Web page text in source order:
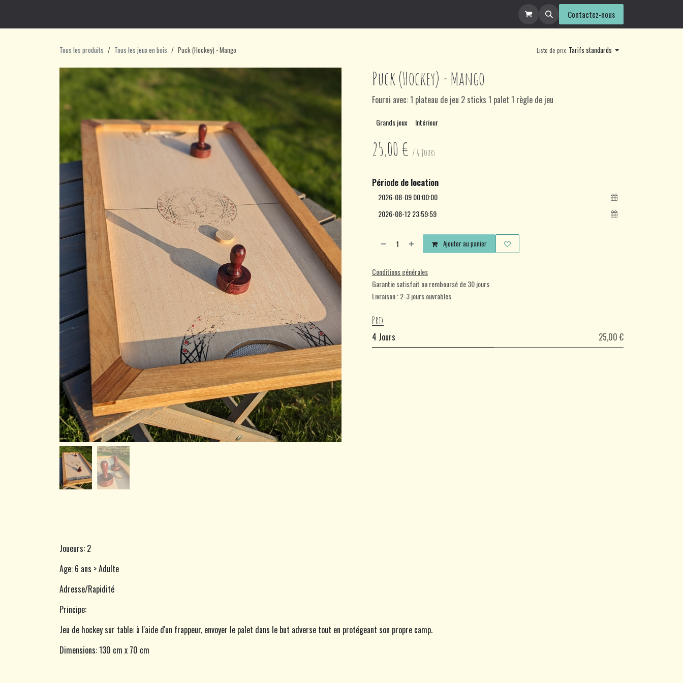
Contactez-nous
Tous les produits Tous les jeux en bois Puck (Hockey) - Mango Liste de prix: Tarifs standards
Puck (Hockey) - Mango
Fourni avec: 1 plateau de jeu 2 sticks 1 palet 1 règle de jeu
Grands jeux Intérieur
25,00€ / 4 Jours
Période de location
Ajouter au panier
Conditions générales
Garantie satisfait ou remboursé de 30 jours
Livraison : 2-3 jours ouvrables
Prix
4 Jours 25,00 €
Joueurs: 2
Age: 6 ans > Adulte
Adresse/Rapidité
Principe:
Jeu de hockey sur table: à l'aide d'un frappeur, envoyer le palet dans le but adverse tout en protégeant son propre camp.
Dimensions: 130 cm x 70 cm